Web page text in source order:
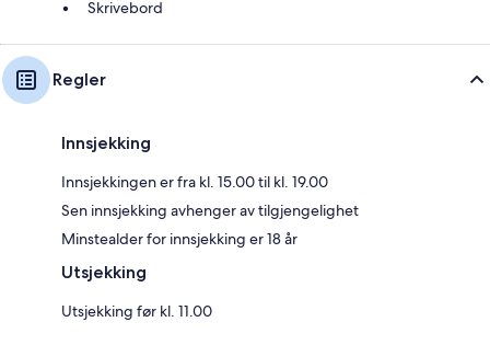
Skrivebord
Regler
Innsjekking
Innsjekkingen er fra kl. 15.00 til kl. 19.00
Sen innsjekking avhenger av tilgjengelighet
Minstealder for innsjekking er 18 år
Utsjekking
Utsjekking før kl. 11.00